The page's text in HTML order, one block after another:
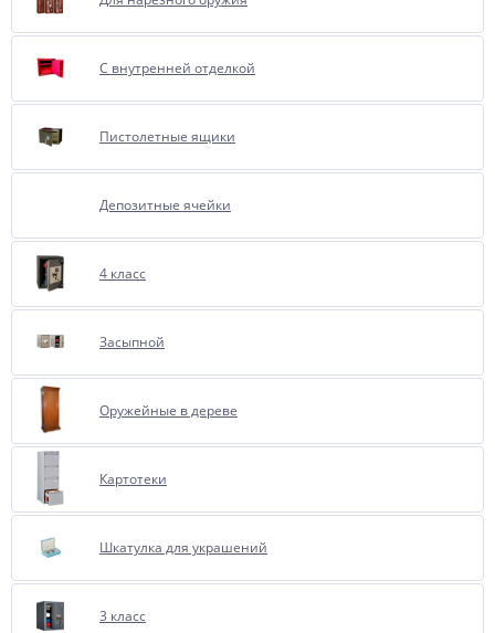
С внутренней отделкой
Пистолетные ящики
Депозитные ячейки
4 класс
Засыпной
Оружейные в дереве
Картотеки
Шкатулка для украшений
3 класс